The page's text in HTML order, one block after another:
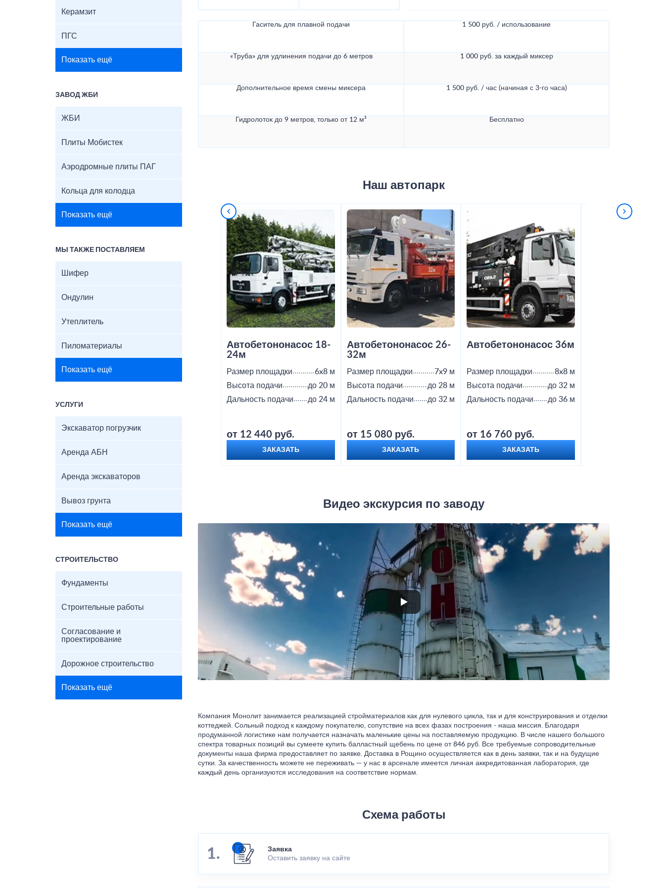
Керамзит
ПГС
Показать ещё
ЗАВОД ЖБИ
ЖБИ
Плиты Мобистек
Аэродромные плиты ПАГ
Кольца для колодца
Показать ещё
МЫ ТАКЖЕ ПОСТАВЛЯЕМ
Шифер
Ондулин
Утеплитель
Пиломатериалы
Показать ещё
УСЛУГИ
Экскаватор погрузчик
Аренда АБН
Аренда экскаваторов
Вывоз грунта
Показать ещё
СТРОИТЕЛЬСТВО
Фундаменты
Строительные работы
Согласование и
проектирование
Дорожное строительство
Показать ещё
Гаситель для плавной подачи 1 500 руб. / использование
«Труба» для удлинения подачи до 6 метров 1 000 руб. за каждый миксер
Дополнительное время смены миксера 1 500 руб. / час (начиная с 3-го часа)
Гидролоток до 9 метров, только от 12 м³ Бесплатно
Наш автопарк
Автобетононасос 18-
24м
Размер площадки
6x8 м
Высота подачи
до 20 м
Дальность подачи
до 24 м
от 12 440 руб.
ЗАКАЗАТЬ
Автобетононасос 26-
32м
Размер площадки
7x9 м
Высота подачи
до 28 м
Дальность подачи
до 32 м
от 15 080 руб.
ЗАКАЗАТЬ
Автобетононасос 36м
Размер площадки
8x8 м
Высота подачи
до 32 м
Дальность подачи
до 36 м
от 16 760 руб.
ЗАКАЗАТЬ
Видео экскурсия по заводу
Компания Монолит занимается реализацией стройматериалов как для нулевого цикла, так и для конструирования и отделки
коттеджей. Сольный подход к каждому покупателю, сопутствие на всех фазах построения - наша миссия. Благодаря
продуманной логистике нам получается назначать маленькие цены на поставляемую продукцию. В числе нашего большого
спектра товарных позиций вы сумеете купить балластный щебень по цене от 846 руб. Все требуемые сопроводительные
документы наша фирма предоставляет по заявке. Доставка в Рощино осуществляется как в день заявки, так и на будущие
сутки. За качественность можете не переживать — у нас в арсенале имеется личная аккредитованная лаборатория, где
каждый день организуются исследования на соответствие нормам.
Схема работы
Заявка
Оставить заявку на сайте